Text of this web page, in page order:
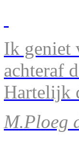
Ik geniet
achteraf
Hartelijk
M.Ploeg